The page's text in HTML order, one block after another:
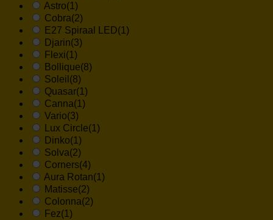
Astro(1)
Cobra(2)
E27 Spiraal LED(1)
Djarin(3)
Flexi(1)
Bollique(8)
Soleil (8)
Quasar(1)
Canna(1)
Vario(3)
Lux Circle(1)
Dinko(1)
Solva(2)
Corners(4)
Aura Rotan(1)
Matisse(2)
Colonna(2)
Fez(1)